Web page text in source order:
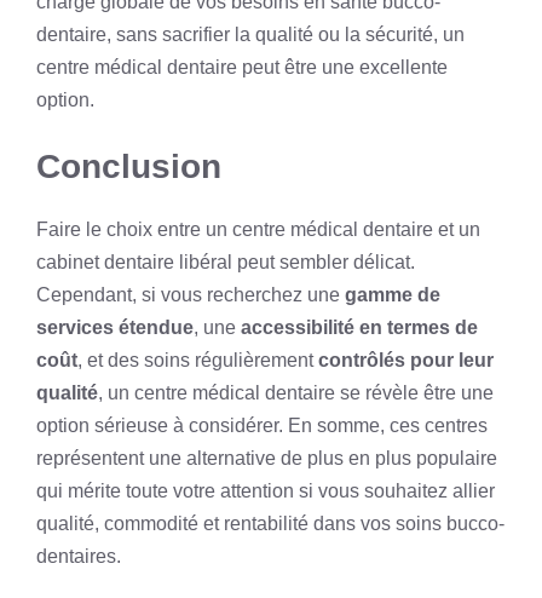
dentaire, sans sacrifier la qualité ou la sécurité, un
centre médical dentaire peut être une excellente
option.
Conclusion
Faire le choix entre un centre médical dentaire et un
cabinet dentaire libéral peut sembler délicat.
Cependant, si vous recherchez une gamme de
services étendue, une accessibilité en termes de
coût, et des soins régulièrementcontrôlés pour leur
qualité, un centre médical dentaire se révèle être une
option sérieuse à considérer. En somme, ces centres
représentent une alternative de plus en plus populaire
qui mérite toute votre attention si vous souhaitez allier
qualité, commodité et rentabilité dans vos soins bucco-
dentaires.